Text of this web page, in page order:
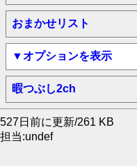
おまかせリスト
▼オプションを表示
暇つぶし2ch
527日前に更新/261 KB
担当:undef